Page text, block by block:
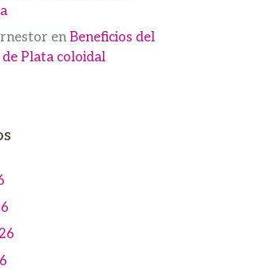
enBeneficios del
de Plata coloidal